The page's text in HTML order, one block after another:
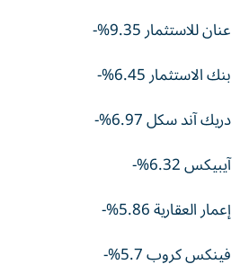
عنان للاستثمار 9.35%-
بنك الاستثمار 6.45%-
دريك آند سكل 6.97%-
آيبيكس 6.32%-
إعمار العقارية 5.86%-
فينكس كروب 5.7%-